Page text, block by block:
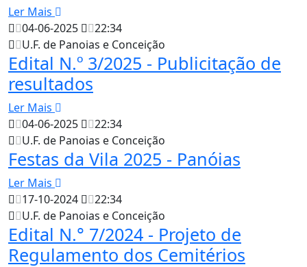
Ler Mais
04-06-2025
22:34
U.F. de Panoias e Conceição
Edital N.º 3/2025 - Publicitação de
resultados
Ler Mais
04-06-2025
22:34
U.F. de Panoias e Conceição
Festas da Vila 2025 - Panóias
Ler Mais
17-10-2024
22:34
U.F. de Panoias e Conceição
Edital N.° 7/2024 - Projeto de
Regulamento dos Cemitérios